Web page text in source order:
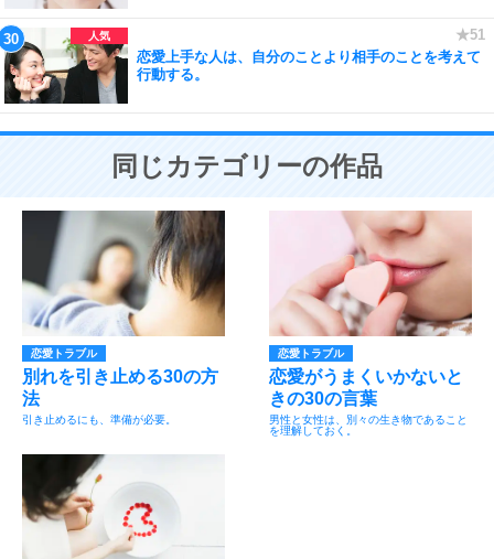
恋愛上手な人は、自分のことより相手のことを考えて
行動する。
同じカテゴリーの作品
恋愛トラブル
別れを引き止める30の方
法
引き止めるにも、準備が必要。
恋愛トラブル
恋愛がうまくいかないと
きの30の言葉
男性と女性は、別々の生き物であること
を理解しておく。